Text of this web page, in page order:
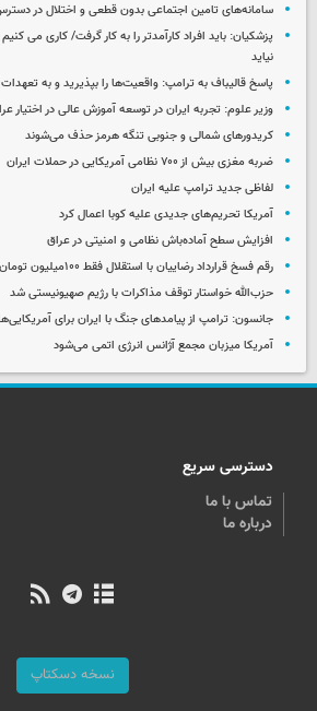
سامانه‌های تامین اجتماعی بدون قطعی و اختلال در
پزشکیان: باید افراد کارآمدتر را به کار گرفت/ کاری
نیاید
پاسخ قالیباف به ترامپ: واقعیت‌ها را بپذیرید و به
وزیر علوم: تجربه ایران در توسعه آموزش عالی در اختیار
کریدورهای شمالی و جنوبی تنگه هرمز حذف می‌شوند
ضربه مغزی بیش از ۷۰۰ نظامی آمریکایی در حملات ایران
لفاظی جدید ترامپ علیه ایران
آمریکا تحریم‌های جدیدی علیه کوبا اعمال کرد
افزایش سطح آماده‌باش نظامی و امنیتی در عراق
رقم فسخ قرارداد رضاییان با استقلال فقط ۱۰۰میلیون تومان!
حزب‌الله خواستار توقف مذاکرات با رژیم صهیونیستی شد
جانسون: ترامپ از پیامدهای جنگ با ایران برای
آمریکا میزبان مجمع آژانس انرژی اتمی می‌شود
دسترسی سریع
تماس با ما
درباره ما
نسخه دسکتاپ